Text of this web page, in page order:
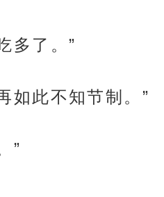
多了。”
如此不知节制。”
”